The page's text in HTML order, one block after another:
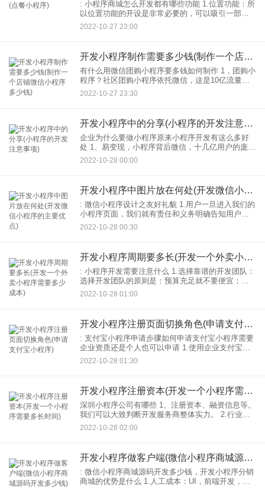
: 小程序商城怎么开发都有哪些功能 1.位置功能：所
以位置功能的开设是非常必要的，可以吸引一部分
附近地区的新用户，从而开发是最忠实的客户。 2.
商品专栏：商品专栏的页面肯定是第一。毕竟你是
2022-10-27 23:00
开发小程序制作需要多少钱(制作一个店铺微信小程序多少钱)
有什么用微信团购小程序要多钱如何制作 1，团购小
程序？社区团购小程序依托微信，这是10亿流量中
最大的平台，几乎覆盖了所有的用户群体。社区团
购 Head只需拉奔社区的居民进来就可以实现有效的
2022-10-27 23:30
开发小程序中的分享(小程序的开发注意事项)
企业为什么要做小程序原来小程序开发有这么多好
处 1、易变现，小程序背后微信，十几亿用户的庞大
流量池，可以很好的实现流量变现； 2.很容易传
播。最近小程序开通功能而且入口越来越多。可以
2022-10-28 00:00
开发小程序中图片放在何处(开发微信小程序的主要优点)
: 微信小程序设计之友好礼貌 1.用户一旦进入我们的
小程序页面，我们就有责任和义务明确告知用户他
在哪里，可以去哪里，保证用户在页面中轻松穿
梭，不会迷路，为用户提供安全愉悦的体验。 2.为
2022-10-28 00:30
开发小程序周期要多长(开发一个外卖小程序需要多少成本)
: 小程序开发需要注意什么 1.选择靠谱的开发团队：
选择开发团队的原则是：预算充足就不要便宜；说
得再好，也要实地考察；看团队实力、项目案例、
服务态度；不要口头承诺，一定要签开发合同，详
2022-10-28 01:00
开发小程序注册页面切换角色(申请支付宝小程序)
: 支付宝小程序申请步骤如何申请支付宝小程序需要
企业资质还是个人也可以申请 1.使用企业支付宝账
号登录，根据驻场指南选择自己的身份角色，完善
身份信息，签订平台服务协议，成为开放的平台合
2022-10-28 01:30
开发小程序注册资本(开发一个小程序需要多长时间)
深圳小程序公司有哪些 1、注册资本、融资信息等。
我们可以大致判断开发服务商整体实力。 2.行业案
例：也可以判断商家感兴趣的服务商是否能提供相
应行业更好的解决方案方案。需要提醒大家的是，
2022-10-28 02:00
开发小程序做客户端(微信小程序商城源码开发多少钱)
: 微信小程序商城源码开发多少钱，开发小程序分销
商城的优势是什么 1.人工成本：UI，前端开发，后